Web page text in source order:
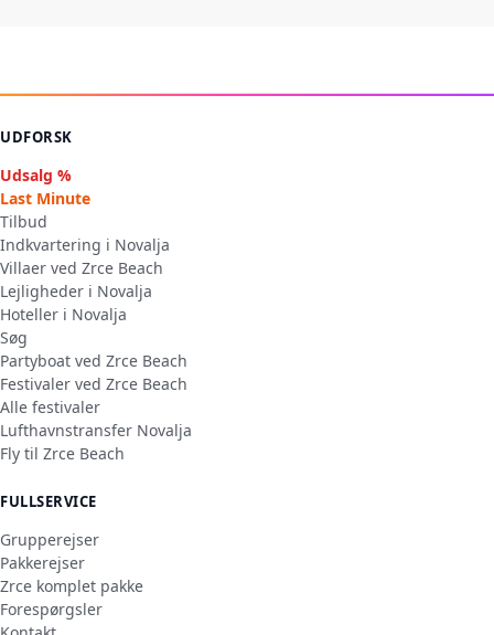
UDFORSK
Udsalg %
Last Minute
Tilbud
Indkvartering i Novalja
Villaer ved Zrce Beach
Lejligheder i Novalja
Hoteller i Novalja
Søg
Partyboat ved Zrce Beach
Festivaler ved Zrce Beach
Alle festivaler
Lufthavnstransfer Novalja
Fly til Zrce Beach
FULLSERVICE
Grupperejser
Pakkerejser
Zrce komplet pakke
Forespørgsler